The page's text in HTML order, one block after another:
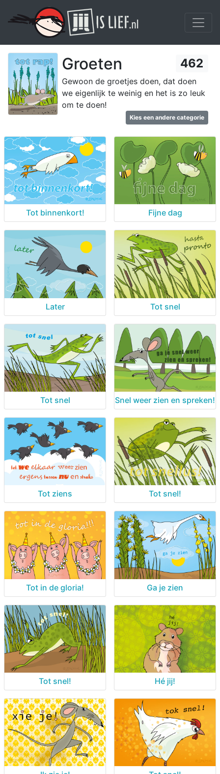
Groeten 462
Gewoon de groetjes doen, dat doen
we eigenlijk te weinig en het is zo leuk
om te doen!
Kies een andere categorie
Tot binnenkort! Fijne dag
Later Tot snel
Tot snel Snel weer zien en spreken!
Tot ziens Tot snel!
Tot in de gloria! Ga je zien
Tot snel! Hé jij!